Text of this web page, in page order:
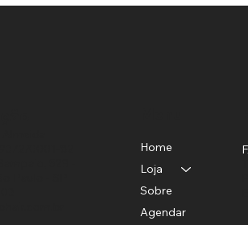
Home
Loja
Sobre
Agendar